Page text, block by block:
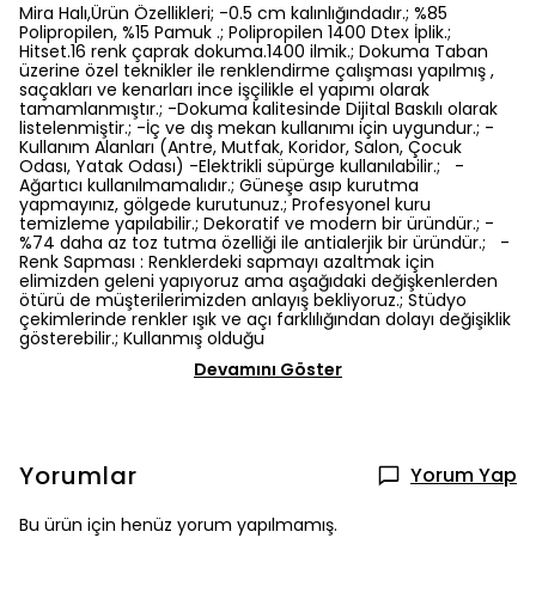
Mira Halı,Ürün Özellikleri; -0.5 cm kalınlığındadır.; %85
Polipropilen, %15 Pamuk .; Polipropilen 1400 Dtex İplik.;
Hitset.16 renk çaprak dokuma.1400 ilmik.; Dokuma Taban
üzerine özel teknikler ile renklendirme çalışması yapılmış ,
saçakları ve kenarları ince işçilikle el yapımı olarak
tamamlanmıştır.; -Dokuma kalitesinde Dijital Baskılı olarak
listelenmiştir.; -İç ve dış mekan kullanımı için uygundur.; -
Kullanım Alanları (Antre, Mutfak, Koridor, Salon, Çocuk
Odası, Yatak Odası) -Elektrikli süpürge kullanılabilir.; -
Ağartıcı kullanılmamalıdır.; Güneşe asıp kurutma
yapmayınız, gölgede kurutunuz.; Profesyonel kuru
temizleme yapılabilir.; Dekoratif ve modern bir üründür.; -
%74 daha az toz tutma özelliği ile antialerjik bir üründür.; -
Renk Sapması : Renklerdeki sapmayı azaltmak için
elimizden geleni yapıyoruz ama aşağıdaki değişkenlerden
ötürü de müşterilerimizden anlayış bekliyoruz.; Stüdyo
çekimlerinde renkler ışık ve açı farklılığından dolayı değişiklik
gösterebilir.; Kullanmış olduğu
Devamını Göster
Yorumlar Yorum Yap
Bu ürün için henüz yorum yapılmamış.